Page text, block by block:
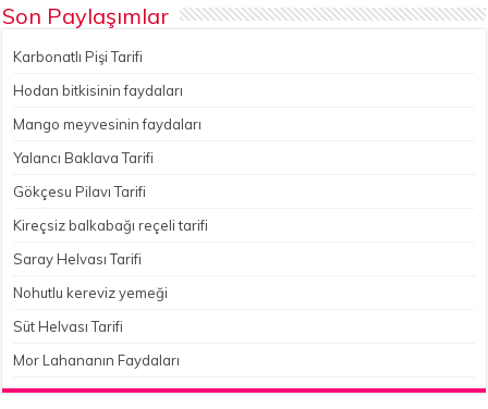
Son Paylaşımlar
Karbonatlı Pişi Tarifi
Hodan bitkisinin faydaları
Mango meyvesinin faydaları
Yalancı Baklava Tarifi
Gökçesu Pilavı Tarifi
Kireçsiz balkabağı reçeli tarifi
Saray Helvası Tarifi
Nohutlu kereviz yemeği
Süt Helvası Tarifi
Mor Lahananın Faydaları